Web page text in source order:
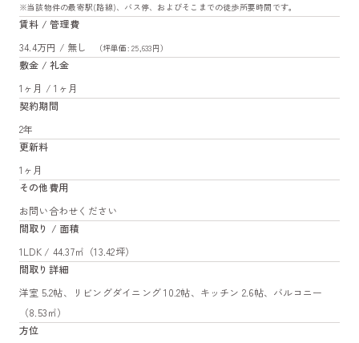
※当該物件の最寄駅(路線)、バス停、およびそこまでの徒歩所要時間です。
賃料 / 管理費
34.4万円 / 無し
（坪単価: 25,633円）
敷金 / 礼金
1ヶ月 / 1ヶ月
契約期間
2年
更新料
1ヶ月
その他費用
お問い合わせください
間取り / 面積
1LDK / 44.37㎡（13.42坪）
間取り詳細
洋室 5.2帖、リビングダイニング 10.2帖、キッチン 2.6帖、バルコニー
（8.53㎡）
方位